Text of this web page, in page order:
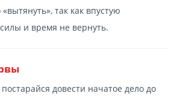
так как впустую
и время не вернуть.
довести начатое дело до